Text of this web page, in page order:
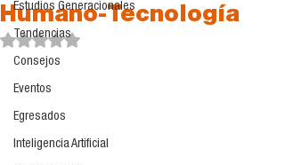
Estudios Generacionales
Tendencias
Consejos
Eventos
Egresados
Inteligencia Artificial
Humano-Tecnología
Obtuvo NaN de 5 estrellas.